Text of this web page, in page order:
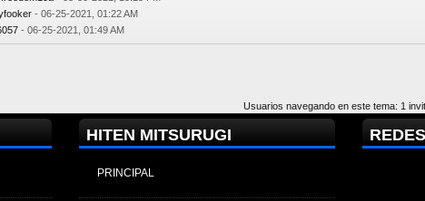
- 06-25-2021, 01:22 AM
- 06-25-2021, 01:49 AM
Usuarios navegando en este tema: 1
HITEN MITSURUGI
PRINCIPAL